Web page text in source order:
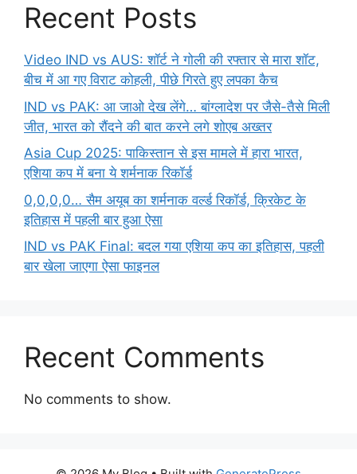
Recent Posts
Video IND vs AUS: शॉर्ट ने गोली की रफ्तार से मारा शॉट,
बीच में आ गए विराट कोहली, पीछे गिरते हुए लपका कैच
IND vs PAK: आ जाओ देख लेंगे… बांग्लादेश पर जैसे-तैसे मिली
जीत, भारत को रौंदने की बात करने लगे शोएब अख्तर
Asia Cup 2025: पाकिस्तान से इस मामले में हारा भारत,
एशिया कप में बना ये शर्मनाक रिकॉर्ड
0,0,0,0… सैम अयूब का शर्मनाक वर्ल्ड रिकॉर्ड, क्रिकेट के
इतिहास में पहली बार हुआ ऐसा
IND vs PAK Final: बदल गया एशिया कप का इतिहास, पहली
बार खेला जाएगा ऐसा फाइनल
Recent Comments
No comments to show.